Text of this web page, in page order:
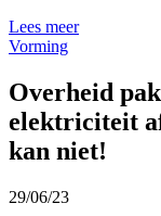
Lees meer
Vorming
Overheid
elektriciteit
kan niet!
29/06/23